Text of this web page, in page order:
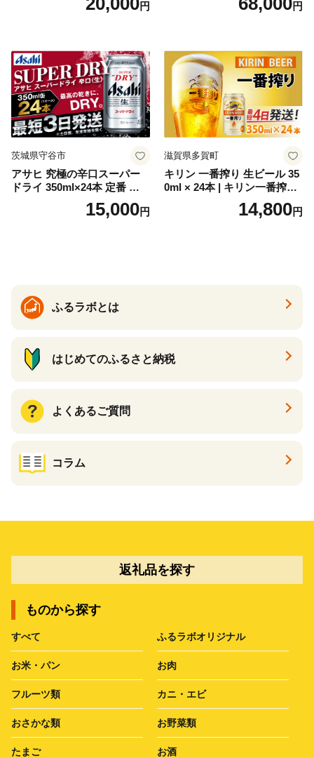
お酒 洋酒 スピリッツ クラフ
セット 詰め合わせ カクテル
ソーダ割り アルコール ロッ
ク ソーダ ジントニック 】
円 円
茨城県守谷市
アサヒ 究極の辛口スーパー
ドライ 350ml×24本 定番 ビー
ル 缶ビール 酒 お酒 アルコー
15,000円
滋賀県多賀町
キリン 一番搾り 生ビール 35
0ml × 24本 | キリン一番搾り
キリンビール 一番搾り ビー
ル 24缶 きりんいちばんしぼ
14,800円
ふるラボとは
はじめてのふるさと納税
よくあるご質問
コラム
返礼品を探す
ものから探す
すべて ふるラボオリジナル
お米・パン お肉
フルーツ類 カニ・エビ
おさかな類 お野菜類
たまご お酒